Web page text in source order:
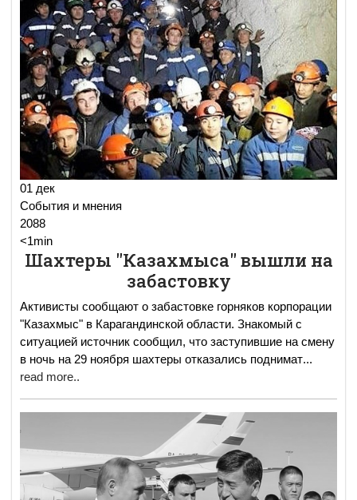
01 дек
События и мнения
2088
<1min
Шахтеры "Казахмыса" вышли на
забастовку
Активисты сообщают о забастовке горняков корпорации
"Казахмыс" в Карагандинской области. Знакомый с
ситуацией источник сообщил, что заступившие на смену
в ночь на 29 ноября шахтеры отказались поднимат...
read more..